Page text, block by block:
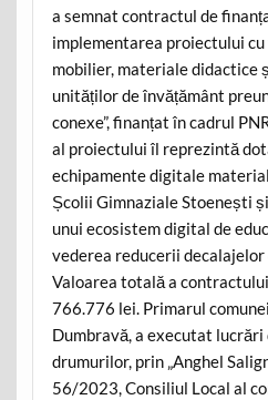
a semnat contractul de
implementarea proiectului
mobilier, materiale didactice
unităților de învățământ
conexe”, finanțat în cadrul
al proiectului îl reprezintă
echipamente digitale
Școlii Gimnaziale Stoenești
unui ecosistem digital de
vederea reducerii decalajelor
Valoarea totală a
766.776 lei. Primarul
Dumbravă, a executat lucrări
drumurilor, prin „Anghel
56/2023, Consiliul Local al